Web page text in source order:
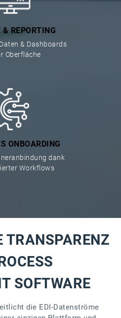
& REPORTING
& Dashboards
Oberfläche
ONBOARDING
dank
Workflows
TRANSPARENZ
SOFTWARE
die EDI-Datenströme